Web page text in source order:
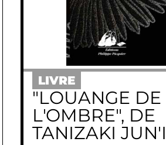
LIVRE
"LOUANGE DE
L'OMBRE", DE
TANIZAKI